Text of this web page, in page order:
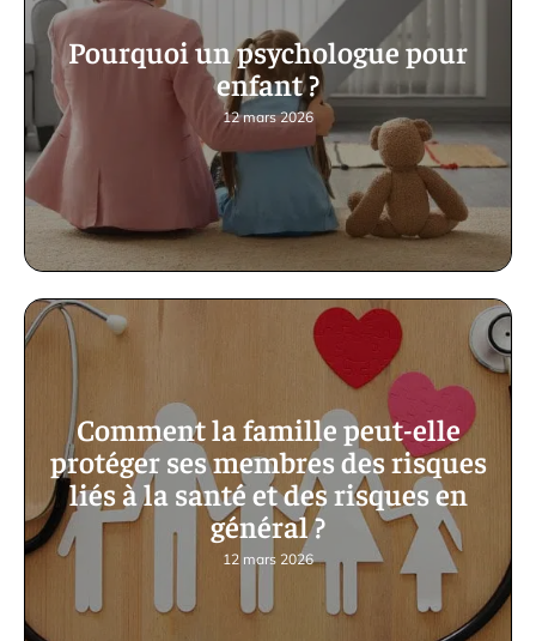
Pourquoi un psychologue pour
enfant ?
12 mars 2026
Comment la famille peut-elle
protéger ses membres des risques
liés à la santé et des risques en
général ?
12 mars 2026